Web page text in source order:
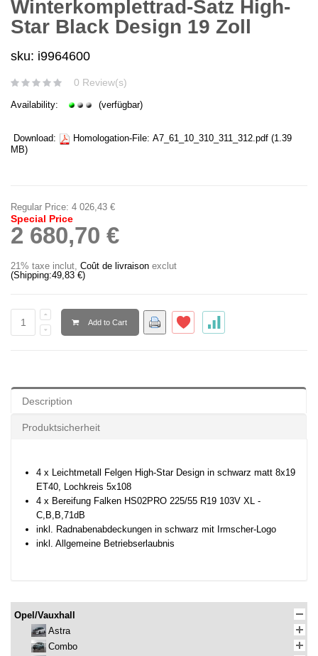
Winterkomplettrad-Satz High-
Star Black Design 19 Zoll
sku: i9964600
0 Review(s)
Availability: (verfügbar)
Download: Homologation-File: A7_61_10_310_311_312.pdf (1.39
MB)
Regular Price: 4 026,43 €
Special Price
2 680,70 €
21% taxe inclut, Coût de livraison exclut
(Shipping:49,83 €)
Add to Cart
Description
Produktsicherheit
4 x Leichtmetall Felgen High-Star Design in schwarz matt 8x19
ET40, Lochkreis 5x108
4 x Bereifung Falken HS02PRO 225/55 R19 103V XL -
C,B,B,71dB
inkl. Radnabenabdeckungen in schwarz mit Irmscher-Logo
inkl. Allgemeine Betriebserlaubnis
Opel/Vauxhall
Astra
Combo